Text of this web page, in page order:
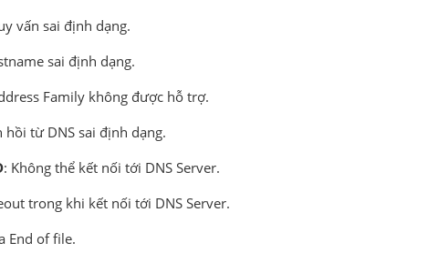
vấn sai định dạng.
sai định dạng.
Family không được hỗ trợ.
hồi từ DNS sai định dạng.
: Không thể kết nối tới DNS Server.
trong khi kết nối tới DNS Server.
End of file.